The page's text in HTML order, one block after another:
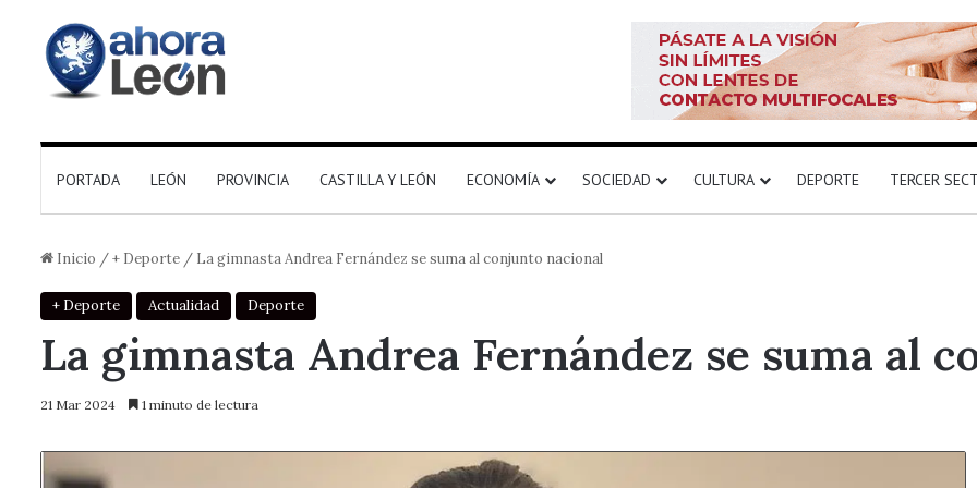
PORTADA LEÓN PROVINCIA CASTILLA Y LEÓN ECONOMÍA SOCIEDAD CULTURA DEPORTE TERCER
Inicio /+ Deporte / La gimnasta Andrea Fernández se suma al conjunto nacional
+ Deporte Actualidad Deporte
La gimnasta Andrea Fernández se suma al
21 Mar 2024 1 minuto de lectura